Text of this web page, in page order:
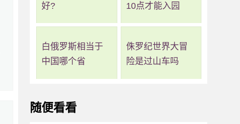
好?
10点才能入园
白俄罗斯相当于
中国哪个省
侏罗纪世界大冒
险是过山车吗
随便看看